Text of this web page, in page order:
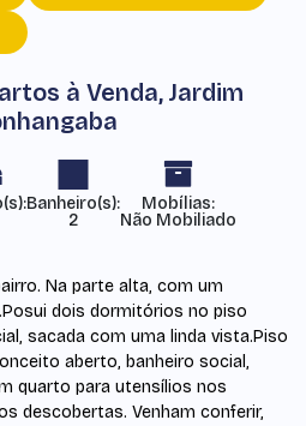
à Venda, Jardim
2
Mobílias:
Não Mobiliado
Na parte alta, com um
dois dormitórios no piso
sacada com uma linda vista.Piso
aberto, banheiro social,
quarto para utensílios nos
descobertas. Venham conferir,